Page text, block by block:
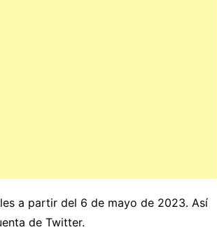
a partir del 6 de mayo de 2023. Así
de Twitter.